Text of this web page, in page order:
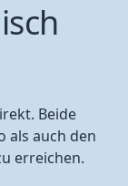
Beide
als auch den
erreichen.